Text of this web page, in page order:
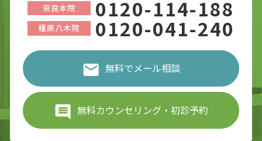
奈良本院 0120-114-188
橿原八木院 0120-041-240
無料でメール相談
無料カウンセリング・初診予約